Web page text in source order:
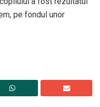
pe fondul unor